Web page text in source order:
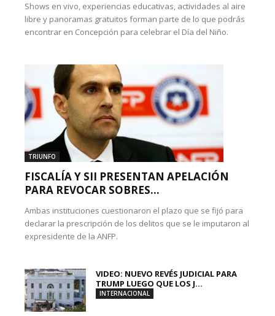
Shows en vivo, experiencias educativas, actividades al aire
libre y panoramas gratuitos forman parte de lo que podrás
encontrar en Concepción para celebrar el Día del Niño.
TRIUNFO
FISCALÍA Y SII PRESENTAN APELACIÓN
PARA REVOCAR SOBRES...
Ambas instituciones cuestionaron el plazo que se fijó para
declarar la prescripción de los delitos que se le imputaron al
expresidente de la ANFP.
VIDEO: NUEVO REVÉS JUDICIAL PARA
TRUMP LUEGO QUE LOS J...
INTERNACIONAL